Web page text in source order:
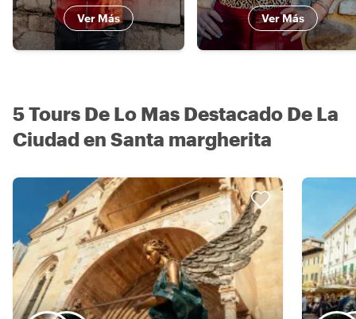
Ver Más Ver Más
5 Tours De Lo Mas Destacado De La
Ciudad en Santa margherita